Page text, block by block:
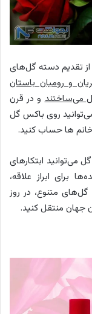
از تقدیم دسته گل‌های
و رومیان باستان
می‌ساختندو در قرن
روی باکس گل
خانم ها حساب کنید.
می‌توانید ابتکارهای
برای ابراز علاقه،
گل‌های متنوع، در روز
جهان منتقل کنید.